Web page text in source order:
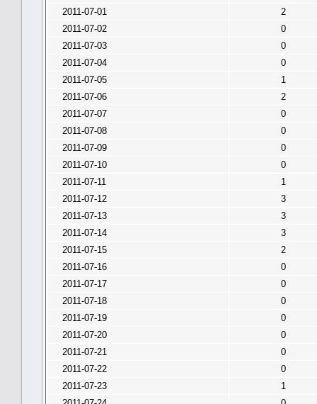
2011-07-01
2
2011-07-02
0
2011-07-03
0
2011-07-04
0
2011-07-05
1
2011-07-06
2
2011-07-07
0
2011-07-08
0
2011-07-09
0
2011-07-10
0
2011-07-11
1
2011-07-12
3
2011-07-13
3
2011-07-14
3
2011-07-15
2
2011-07-16
0
2011-07-17
0
2011-07-18
0
2011-07-19
0
2011-07-20
0
2011-07-21
0
2011-07-22
0
2011-07-23
1